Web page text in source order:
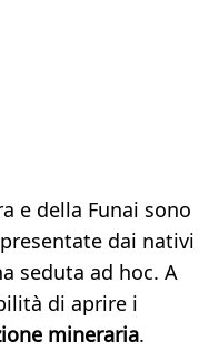
e della Funai sono
dai nativi
seduta ad hoc. A
di aprire i
mineraria.